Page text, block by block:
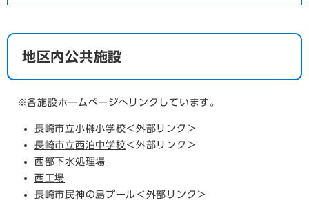
地区内公共施設
※各施設ホームページへリンクしています。
長崎市立小榊小学校＜外部リンク＞
長崎市立西泊中学校＜外部リンク＞
西部下水処理場
西工場
長崎市民神の島プール ＜外部リンク＞